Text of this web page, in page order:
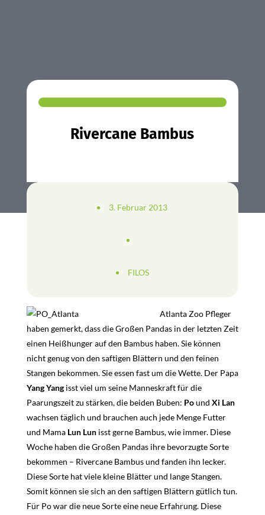
Rivercane Bambus
3. Februar 2013
FILOS
Atlanta Zoo Pfleger
haben gemerkt, dass die Großen Pandas in der letzten Zeit
einen Heißhunger auf den Bambus haben. Sie können
nicht genug von den saftigen Blättern und den feinen
Stangen bekommen. Sie essen fast um die Wette. Der Papa
Yang Yangisst viel um seine Manneskraft für die
Paarungszeit zu stärken, die beiden Buben: Pound Xi Lan
wachsen täglich und brauchen auch jede Menge Futter
und Mama Lun Lunisst gerne Bambus, wie immer. Diese
Woche haben die Großen Pandas ihre bevorzugte Sorte
bekommen – Rivercane Bambus und fanden ihn lecker.
Diese Sorte hat viele kleine Blätter und lange Stangen.
Somit können sie sich an den saftigen Blättern gütlich tun.
Für Po war die neue Sorte eine neue Erfahrung. Diese